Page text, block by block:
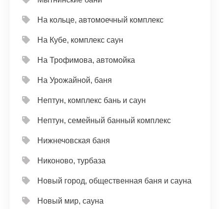
На кольце, автомоечный комплекс
На Кубе, комплекс саун
На Трофимова, автомойка
На Урожайной, баня
Нептун, комплекс бань и саун
Нептун, семейный банный комплекс
Нижнечовская баня
Никоново, турбаза
Новый город, общественная баня и сауна
Новый мир, сауна